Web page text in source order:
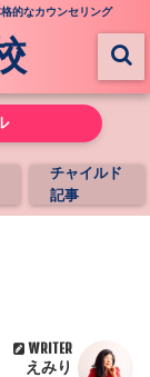
的なカウンセリング
チャイルド
記事
WRITER
えみり